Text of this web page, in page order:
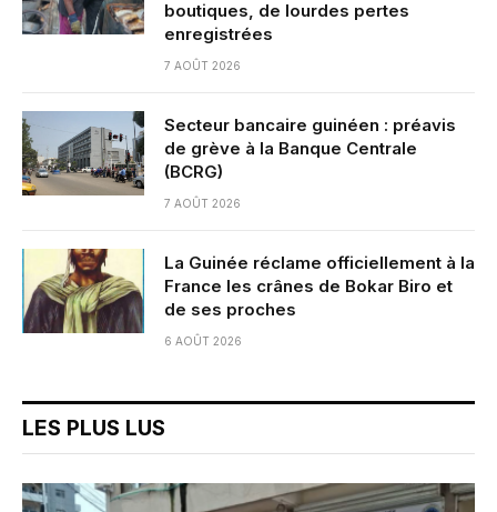
boutiques, de lourdes pertes
enregistrées
7 AOÛT 2026
Secteur bancaire guinéen : préavis
de grève à la Banque Centrale
(BCRG)
7 AOÛT 2026
La Guinée réclame officiellement à la
France les crânes de Bokar Biro et
de ses proches
6 AOÛT 2026
LES PLUS LUS